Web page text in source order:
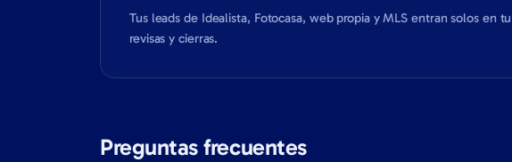
Tus leads de Idealista, Fotocasa, web propia y MLS entran solos en
revisas y cierras.
Preguntas frecuentes